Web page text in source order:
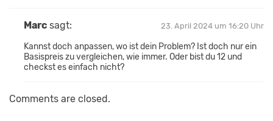
Marc sagt: 23. April 2024 um 16:20 Uhr
Kannst doch anpassen, wo ist dein Problem? Ist doch nur ein
Basispreis zu vergleichen, wie immer. Oder bist du 12 und
checkst es einfach nicht?
Comments are closed.